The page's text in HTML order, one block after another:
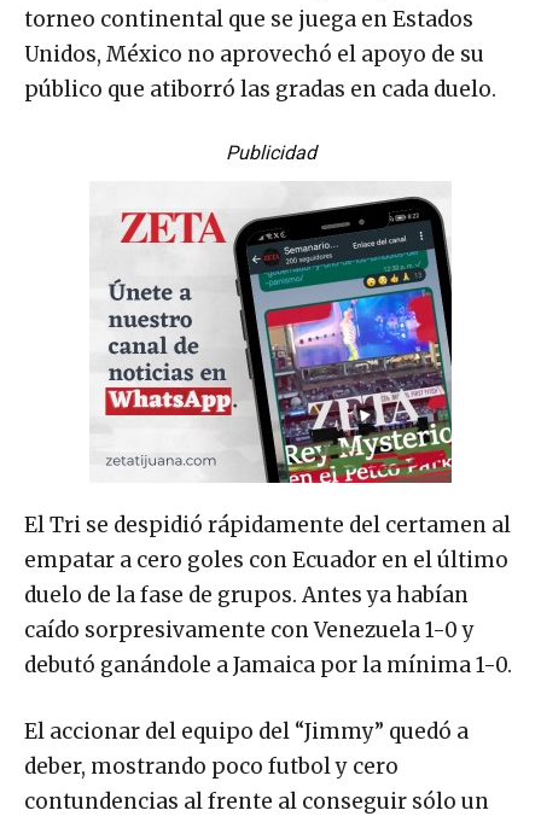
torneo continental que se juega en Estados
Unidos, México no aprovechó el apoyo de su
público que atiborró las gradas en cada duelo.
Publicidad
El Tri se despidió rápidamente del certamen al
empatar a cero goles con Ecuador en el último
duelo de la fase de grupos. Antes ya habían
caído sorpresivamente con Venezuela 1-0 y
debutó ganándole a Jamaica por la mínima 1-0.
El accionar del equipo del “Jimmy” quedó a
deber, mostrando poco futbol y cero
contundencias al frente al conseguir sólo un